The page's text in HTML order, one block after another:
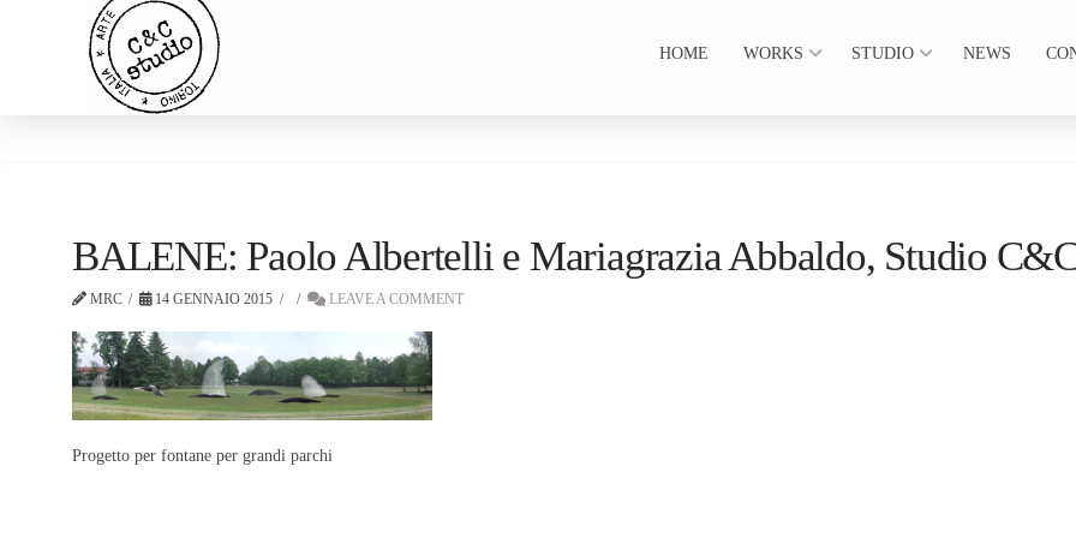
HOME WORKS STUDIO NEWS
BALENE: Paolo Albertelli e Mariagrazia Abbaldo, Studio
MRC 14 GENNAIO 2015 LEAVE A COMMENT
Progetto per fontane per grandi parchi